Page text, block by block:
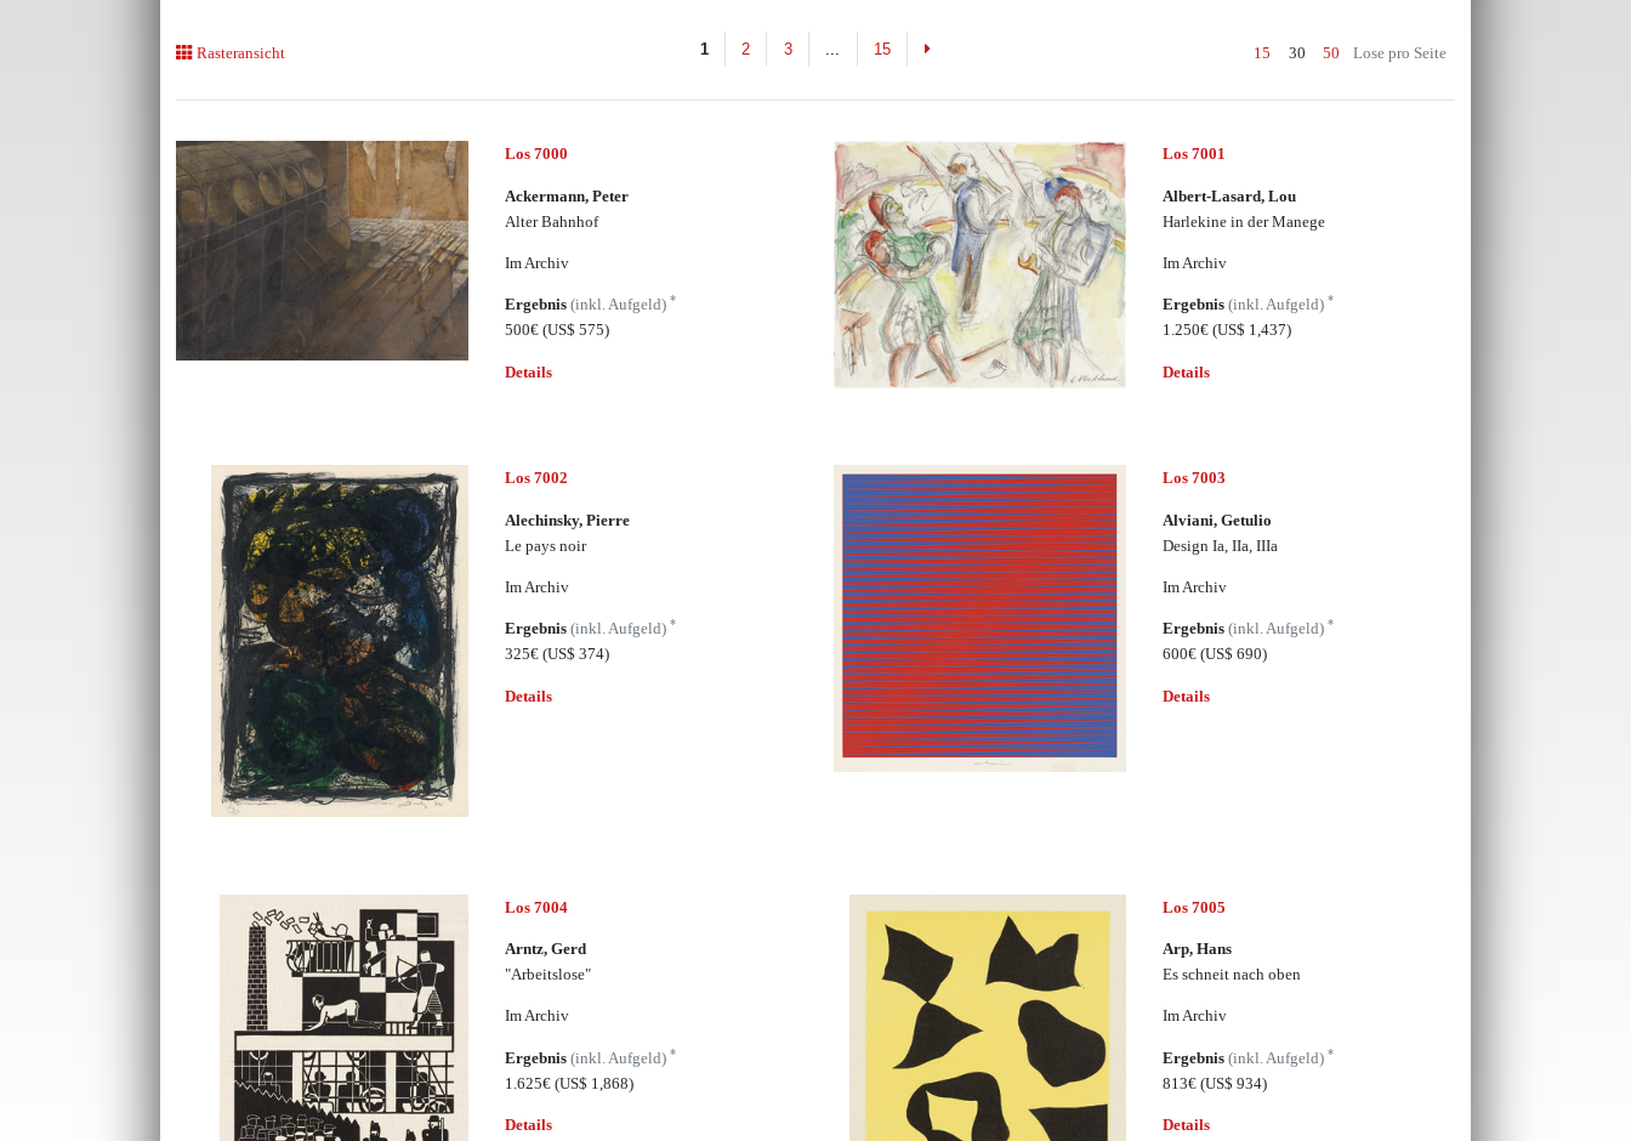
Rasteransicht 1 2 3 15 Next 15 30 50 Lose pro Seite
Los 7000
Ackermann, Peter
Alter Bahnhof
Im Archiv
Ergebnis(inkl. Aufgeld)*
500€(US$ 575)
Details
Los 7001
Albert-Lasard, Lou
Harlekine in der Manege
Im Archiv
Ergebnis (inkl. Aufgeld) *
1.250€ (US$ 1,437)
Details
Los 7002
Alechinsky, Pierre
Le pays noir
Im Archiv
Ergebnis(inkl. Aufgeld)*
325€(US$ 374)
Details
Los 7003
Alviani, Getulio
Design Ia, IIa, IIIa
Im Archiv
Ergebnis (inkl. Aufgeld) *
600€ (US$ 690)
Details
Los 7004
Arntz, Gerd
"Arbeitslose"
Im Archiv
Ergebnis(inkl. Aufgeld)*
1.625€(US$ 1,868)
Details
Los 7005
Arp, Hans
Es schneit nach oben
Im Archiv
Ergebnis (inkl. Aufgeld) *
813€ (US$ 934)
Details